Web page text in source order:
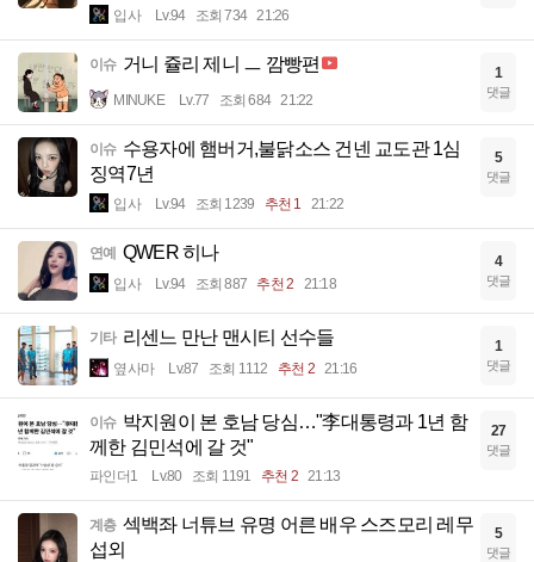
입사 Lv.94 조회 734 21:26
이슈 거니 쥴리 제니 ㅡ 깜빵편
MINUKE Lv.77 조회 684 21:22
1
댓글
이슈 수용자에 햄버거,불닭소스 건넨 교도관 1심
징역7년
입사 Lv.94 조회 1239 추천 1 21:22
5
댓글
연예 QWER 히나
입사 Lv.94 조회 887 추천 2 21:18
4
댓글
기타 리센느 만난 맨시티 선수들
옆사마 Lv.87 조회 1112 추천 2 21:16
1
댓글
이슈 박지원이 본 호남 당심…"李대통령과 1년 함
께한 김민석에 갈 것"
파인더1 Lv.80 조회 1191 추천 2 21:13
27
댓글
계층 섹백좌 너튜브 유명 어른 배우 스즈모리 레무
섭외
5
댓글